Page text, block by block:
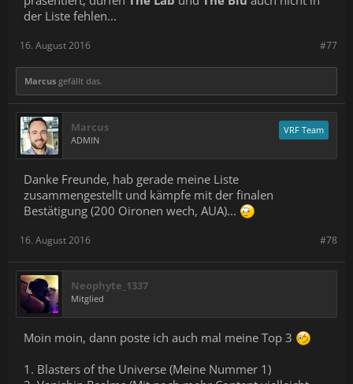
der Liste fehlen...
#77
16. August 2016
Marcus gefällt das.
Marcus
ADMIN
VRF Team
Danke Freunde, hab gerade meine Liste
zusammengestellt und kämpfe mit der finalen
Bestätigung (200 Oironen wech, AUA)...
#78
16. August 2016
Neophyte_1337
Mitglied
Moin moin, dann poste ich auch mal meine Top 3
1. Blasters of the Universe (Meine Nummer 1)